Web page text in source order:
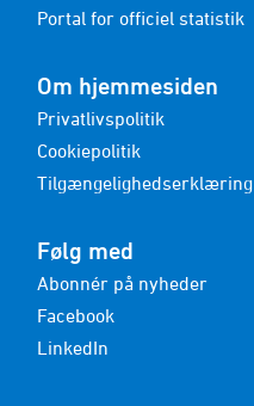
Portal for officiel statistik
Om hjemmesiden
Privatlivspolitik
Cookiepolitik
Tilgængelighedserklæring
Følg med
Abonnér på nyheder
Facebook
LinkedIn